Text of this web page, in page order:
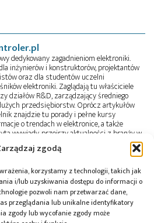
zgodą
korzystamy z technologii, takich jak
i/lub uzyskiwania dostępu do informacji o
pozwoli nam przetwarzać dane,
przeglądania lub unikalne identyfikatory
zgody lub wycofanie zgody może
dedykowany zagadnieniom elektroniki.
inżynierów i konstruktorów, projektantów
oraz dla studentów uczelni
elektroniki. Zaglądają tu właściciele
działów R&D, zarządzający średniego
przedsiębiorstw. Oprócz artykułów
znajdzie tu porady i pełne kursy
o trendach w elektronice, a także
wywiady, przejrzy aktualności z branży w
zadeklaruje swój udział w wydarzeniach,
Mikrokontroler.pl pełni również rolę
imprez targowych, konkursów, hackathonów
do współpracy!
,X